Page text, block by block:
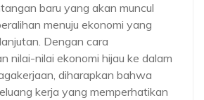
baru yang akan muncul
menuju ekonomi yang
Dengan cara
nilai-nilai ekonomi hijau ke dalam
diharapkan bahwa
kerja yang memperhatikan